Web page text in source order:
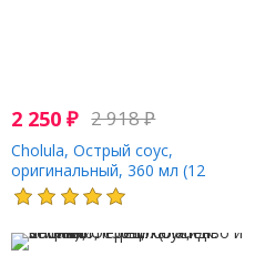
2 250₽ 2 918₽
Cholula, Острый соус,
оригинальный, 360 мл (12
жидк. Унций)